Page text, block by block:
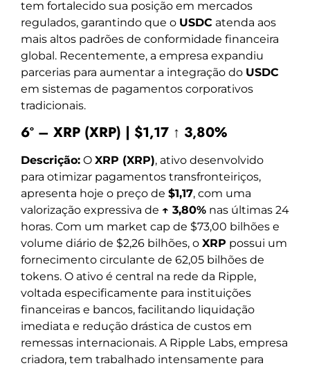
tem fortalecido sua posição em mercados
regulados, garantindo que o USDC atenda aos
mais altos padrões de conformidade financeira
global. Recentemente, a empresa expandiu
parcerias para aumentar a integração do USDC
em sistemas de pagamentos corporativos
tradicionais.
6º – XRP (XRP) | $1,17 ↑ 3,80%
Descrição: O XRP (XRP), ativo desenvolvido
para otimizar pagamentos transfronteiriços,
apresenta hoje o preço de $1,17, com uma
valorização expressiva de ↑ 3,80% nas últimas 24
horas. Com um market cap de $73,00 bilhões e
volume diário de $2,26 bilhões, o XRP possui um
fornecimento circulante de 62,05 bilhões de
tokens. O ativo é central na rede da Ripple,
voltada especificamente para instituições
financeiras e bancos, facilitando liquidação
imediata e redução drástica de custos em
remessas internacionais. A Ripple Labs, empresa
criadora, tem trabalhado intensamente para